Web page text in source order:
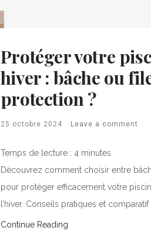
Protéger votre
hiver : bâche ou
protection ?
25 octobre 2024 Leave a comment
Temps de lecture : 4 minutes
Découvrez comment choisir entre
pour protéger efficacement votre
l’hiver. Conseils pratiques et comparatif
Continue Reading